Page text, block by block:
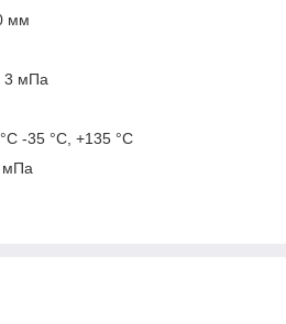
мм
3 мПа
-35 °C, +135 °C
мПа